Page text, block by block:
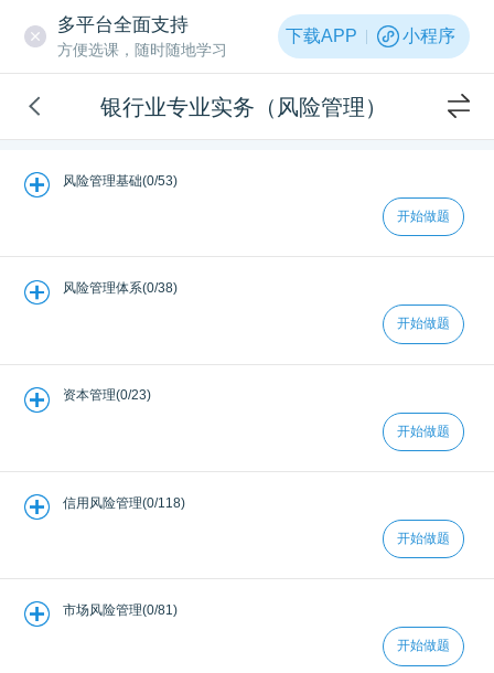
多平台全面支持
方便选课，随时随地学习
下载APP 小程序
银行业专业实务（风险管理）
风险管理基础(0/53)
开始做题
风险管理体系(0/38)
开始做题
资本管理(0/23)
开始做题
信用风险管理(0/118)
开始做题
市场风险管理(0/81)
开始做题